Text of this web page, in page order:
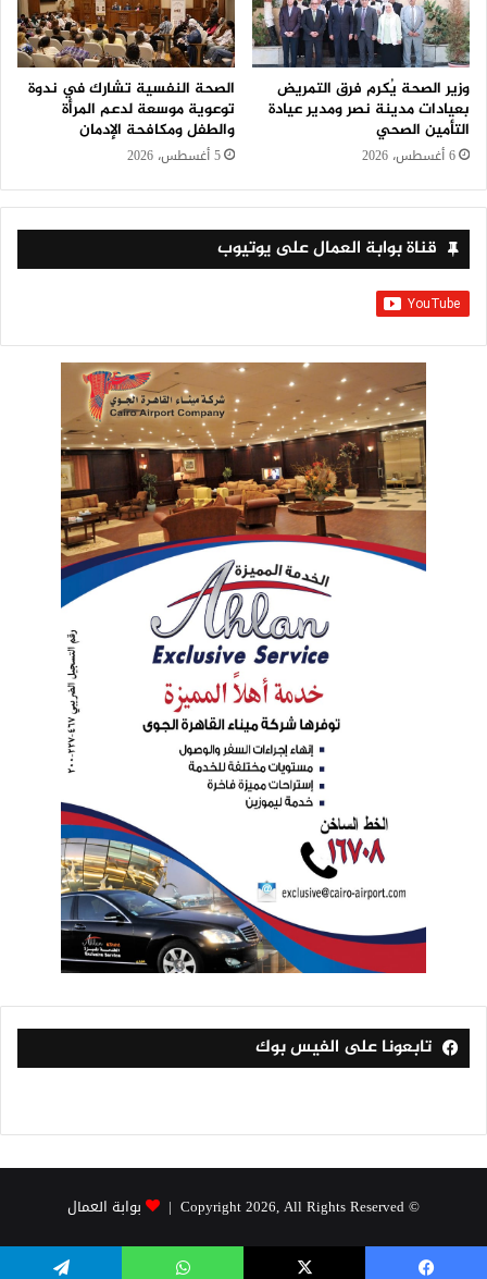
وزير الصحة يُكرم فرق التمريض
بعيادات مدينة نصر ومدير عيادة
التأمين الصحي
6 أغسطس، 2026
الصحة النفسية تشارك في ندوة
توعوية موسعة لدعم المرأة
والطفل ومكافحة الإدمان
5 أغسطس، 2026
قناة بوابة العمال على يوتيوب
تابعونا على الفيس بوك
© Copyright 2026, All Rights Reserved | بوابة العمال